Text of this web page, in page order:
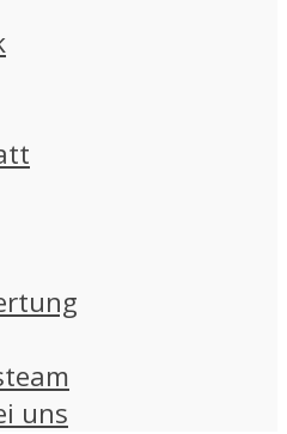
uns